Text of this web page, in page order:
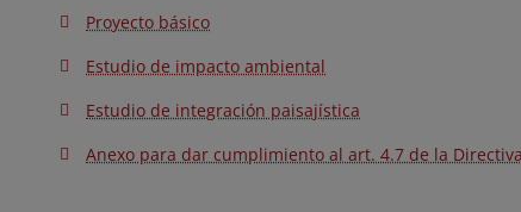
Proyecto básico
Estudio de impacto ambiental
Estudio de integración paisajística
Anexo para dar cumplimiento al art. 4.7 de la